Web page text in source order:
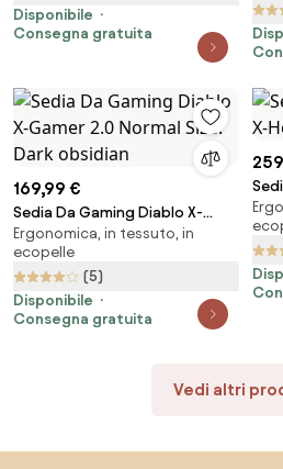
Disponibile
Consegna gratuita
169,99 €
Sedia Da Gaming Diablo X-
Gamer 2.0 Normal Size: Dark
obsidian
Ergonomica, in tessuto, in
ecopelle
(5)
Disponibile
Consegna gratuita
2.0
Vedi altri